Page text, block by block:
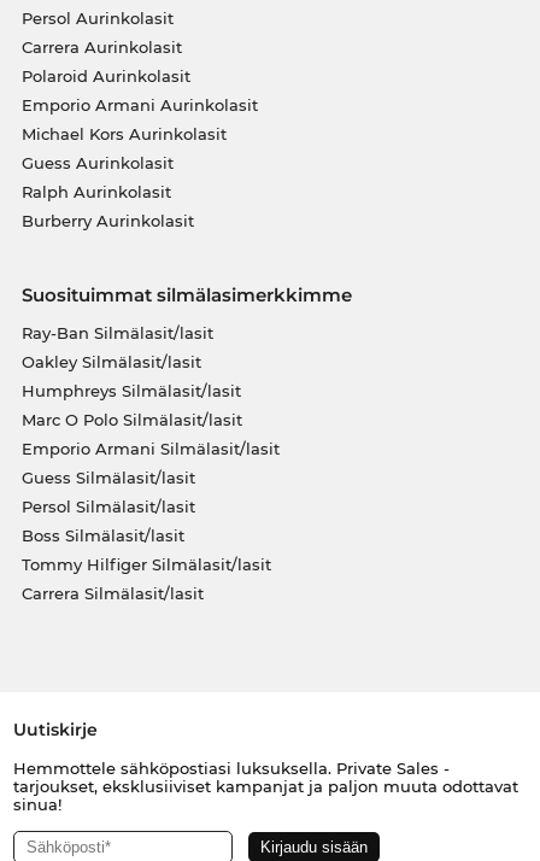
Persol Aurinkolasit
Carrera Aurinkolasit
Polaroid Aurinkolasit
Emporio Armani Aurinkolasit
Michael Kors Aurinkolasit
Guess Aurinkolasit
Ralph Aurinkolasit
Burberry Aurinkolasit
Suosituimmat silmälasimerkkimme
Ray-Ban Silmälasit/lasit
Oakley Silmälasit/lasit
Humphreys Silmälasit/lasit
Marc O Polo Silmälasit/lasit
Emporio Armani Silmälasit/lasit
Guess Silmälasit/lasit
Persol Silmälasit/lasit
Boss Silmälasit/lasit
Tommy Hilfiger Silmälasit/lasit
Carrera Silmälasit/lasit
Uutiskirje
Hemmottele sähköpostiasi luksuksella. Private Sales -
tarjoukset, eksklusiiviset kampanjat ja paljon muuta odottavat
sinua!